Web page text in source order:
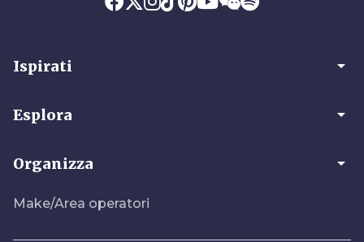
Ispirati arrow_drop_down
Esplora arrow_drop_down
Organizza arrow_drop_down
Make/Area operatori